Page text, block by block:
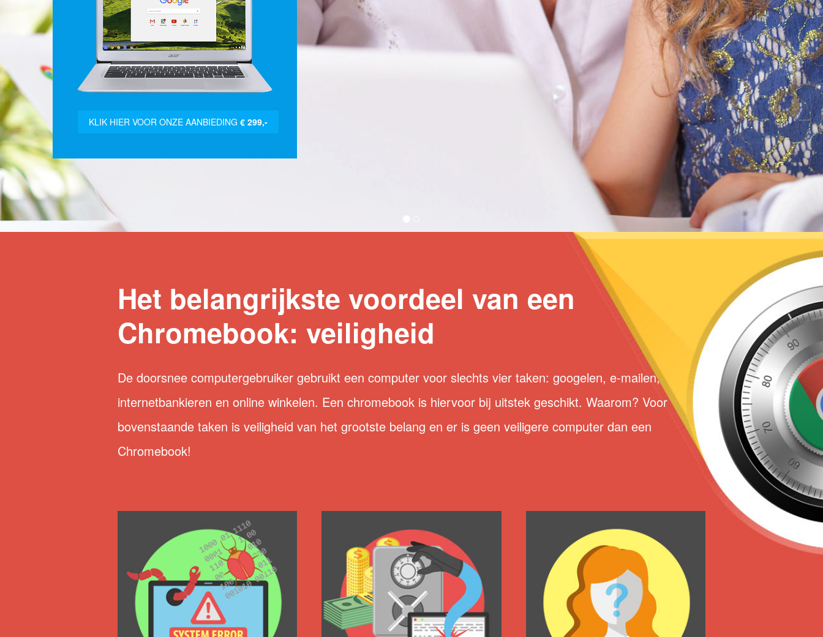
KLIK HIER VOOR ONZE AANBIEDING€ 299,-
Het belangrijkste voordeel van een
Chromebook: veiligheid
De doorsnee computergebruiker gebruikt een computer voor slechts vier taken: googelen, e-mailen,
internetbankieren en online winkelen. Een chromebook is hiervoor bij uitstek geschikt. Waarom? Voor
bovenstaande taken is veiligheid van het grootste belang en er is geen veiligere computer dan een
Chromebook!